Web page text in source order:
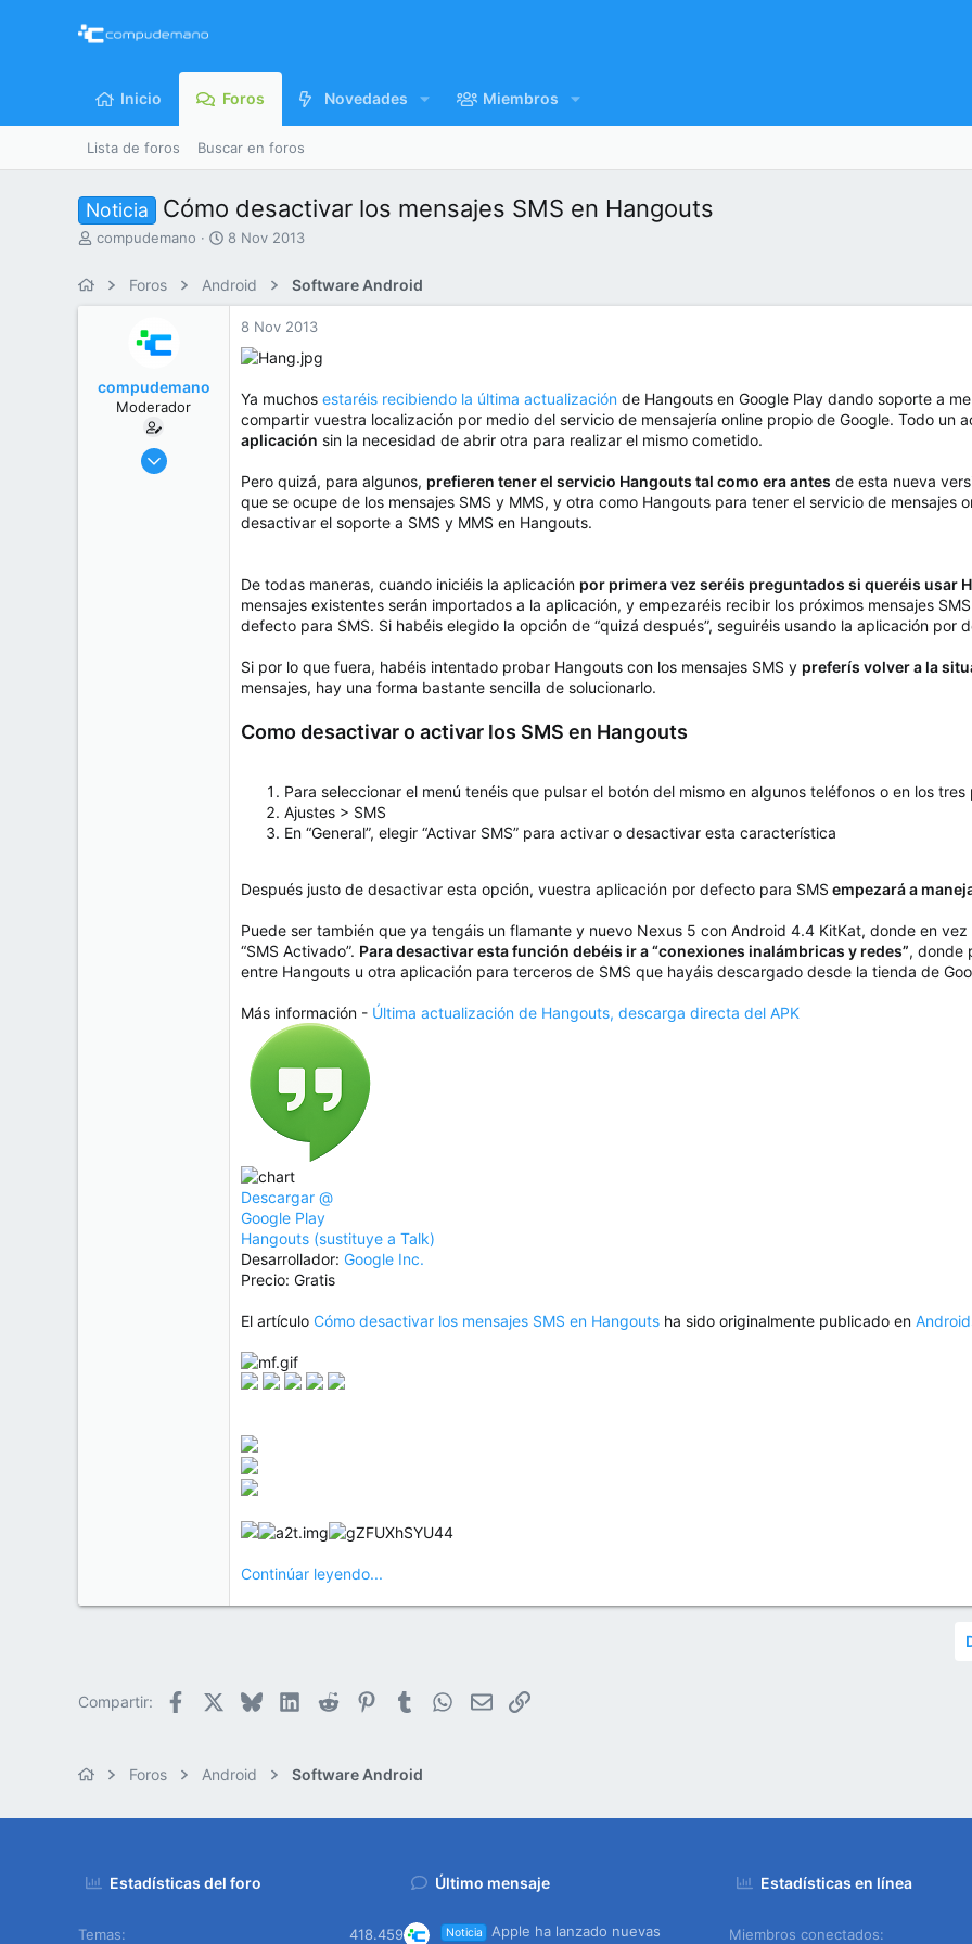
Inicio Foros Novedades Miembros
Lista de foros Buscar en foros
Noticia Cómo desactivar los mensajes SMS en Hangouts
I
r
compudemano
F
c
h
8 Nov 2013
Foros Android Software Android
compudemano
Moderador
26 Jul 2013
8 Nov 2013
Ya muchos estaréis recibiendo la última actualización de Hangouts en Google Play dando soporte a
compartir vuestra localización por medio del servicio de mensajería online propio de Google. Todo un
aplicación sin la necesidad de abrir otra para realizar el mismo cometido.
Pero quizá, para algunos, prefieren tener el servicio Hangouts tal como era antes de esta nueva
que se ocupe de los mensajes SMS y MMS, y otra como Hangouts para tener el servicio de mensajes
desactivar el soporte a SMS y MMS en Hangouts.
De todas maneras, cuando iniciéis la aplicación por primera vez seréis preguntados si queréis usar
mensajes existentes serán importados a la aplicación, y empezaréis recibir los próximos mensajes
defecto para SMS. Si habéis elegido la opción de “quizá después”, seguiréis usando la aplicación por
Si por lo que fuera, habéis intentado probar Hangouts con los mensajes SMS y preferís volver a la
mensajes, hay una forma bastante sencilla de solucionarlo.
Como desactivar o activar los SMS en Hangouts
Para seleccionar el menú tenéis que pulsar el botón del mismo en algunos teléfonos o en los
Ajustes > SMS
En “General”, elegir “Activar SMS” para activar o desactivar esta característica
Después justo de desactivar esta opción, vuestra aplicación por defecto para SMS empezará a
Puede ser también que ya tengáis un flamante y nuevo Nexus 5 con Android 4.4 KitKat, donde en
“SMS Activado”. Para desactivar esta función debéis ir a “conexiones inalámbricas y redes”, donde
entre Hangouts u otra aplicación para terceros de SMS que hayáis descargado desde la tienda de
Más información - Última actualización de Hangouts, descarga directa del APK
Descargar @
Google Play
Hangouts (sustituye a Talk)
Desarrollador: Google Inc.
Precio: Gratis
El artículo Cómo desactivar los mensajes SMS en Hangouts ha sido originalmente publicado en
Continúar leyendo...
Compartir: Facebook BlueskyLinkedIn
Reddit PinterestTumblr WhatsApp
EmailEnlace
Foros Android Software Android
Estadísticas del foro
Temas 418.459
Último mensaje
Noticia Apple ha lanzado nuevas
Estadísticas en línea
Miembros conectados